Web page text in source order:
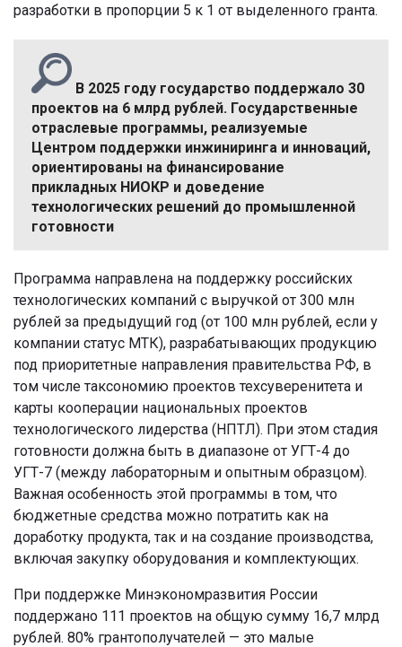
разработки в пропорции 5 к 1 от выделенного гранта.
В 2025 году государство поддержало 30
проектов на 6 млрд рублей. Государственные
отраслевые программы, реализуемые
Центром поддержки инжиниринга и инноваций,
ориентированы на финансирование
прикладных НИОКР и доведение
технологических решений до промышленной
готовности
Программа направлена на поддержку российских
технологических компаний с выручкой от 300 млн
рублей за предыдущий год (от 100 млн рублей, если у
компании статус МТК), разрабатывающих продукцию
под приоритетные направления правительства РФ, в
том числе таксономию проектов техсуверенитета и
карты кооперации национальных проектов
технологического лидерства (НПТЛ). При этом стадия
готовности должна быть в диапазоне от УГТ-4 до
УГТ-7 (между лабораторным и опытным образцом).
Важная особенность этой программы в том, что
бюджетные средства можно потратить как на
доработку продукта, так и на создание производства,
включая закупку оборудования и комплектующих.
При поддержке Минэкономразвития России
поддержано 111 проектов на общую сумму 16,7 млрд
рублей. 80% грантополучателей — это малые